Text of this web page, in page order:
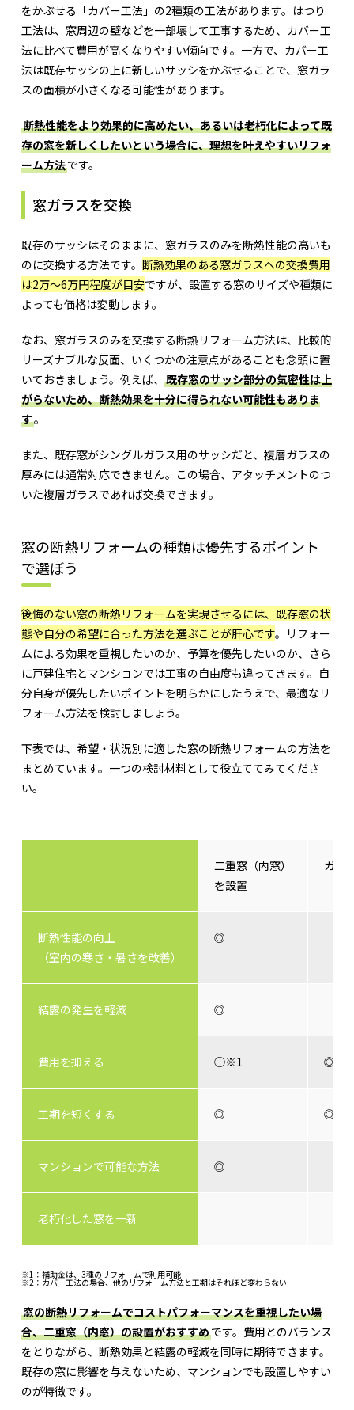
をかぶせる「カバー工法」の2種類の工法があります。はつり
工法は、窓周辺の壁などを一部壊して工事するため、カバー工
法に比べて費用が高くなりやすい傾向です。一方で、カバー工
法は既存サッシの上に新しいサッシをかぶせることで、窓ガラ
スの面積が小さくなる可能性があります。
断熱性能をより効果的に高めたい、あるいは老朽化によって既
存の窓を新しくしたいという場合に、理想を叶えやすいリフォ
ーム方法です。
窓ガラスを交換
既存のサッシはそのままに、窓ガラスのみを断熱性能の高いも
のに交換する方法です。 断熱効果のある窓ガラスへの交換費用
は2万～6万円程度が目安ですが、設置する窓のサイズや種類に
よっても価格は変動します。
なお、窓ガラスのみを交換する断熱リフォーム方法は、比較的
リーズナブルな反面、いくつかの注意点があることも念頭に置
いておきましょう。例えば、 既存窓のサッシ部分の気密性は上
がらないため、断熱効果を十分に得られない可能性もありま
す。
また、既存窓がシングルガラス用のサッシだと、複層ガラスの
厚みには通常対応できません。この場合、アタッチメントのつ
いた複層ガラスであれば交換できます。
窓の断熱リフォームの種類は優先するポイント
で選ぼう
後悔のない窓の断熱リフォームを実現させるには、既存窓の状
態や自分の希望に合った方法を選ぶことが肝心です。リフォー
ムによる効果を重視したいのか、予算を優先したいのか、さら
に戸建住宅とマンションでは工事の自由度も違ってきます。自
分自身が優先したいポイントを明らかにしたうえで、最適なリ
フォーム方法を検討しましょう。
下表では、希望・状況別に適した窓の断熱リフォームの方法を
まとめています。一つの検討材料として役立ててみてくださ
い。
二重窓（内窓）
を設置
ガラ
断熱性能の向上
（室内の寒さ・暑さを改善）
◎
結露の発生を軽減 ◎
費用を抑える ◯※1 ◎
工期を短くする ◎ ◎
マンションで可能な方法 ◎
老朽化した窓を一新
※1：補助金は、3種のリフォームで利用可能
※2：カバー工法の場合、他のリフォーム方法と工期はそれほど変わらない
窓の断熱リフォームでコストパフォーマンスを重視したい場
合、二重窓（内窓）の設置がおすすめです。費用とのバランス
をとりながら、断熱効果と結露の軽減を同時に期待できます。
既存の窓に影響を与えないため、マンションでも設置しやすい
のが特徴です。